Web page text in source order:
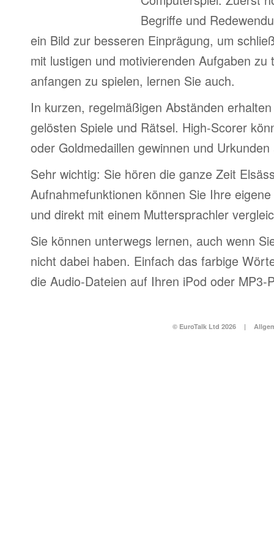
Begriffe und
ein Bild zur besseren Einprägung, um
mit lustigen und motivierenden Aufgaben zu
anfangen zu spielen, lernen Sie auch.
In kurzen, regelmäßigen Abständen
gelösten Spiele und Rätsel. High-Scorer
oder Goldmedaillen gewinnen und
Sehr wichtig: Sie hören die ganze Zeit
Aufnahmefunktionen können Sie Ihre
und direkt mit einem Muttersprachler
Sie können unterwegs lernen, auch wenn
nicht dabei haben. Einfach das farbige
die Audio-Dateien auf Ihren iPod oder MP3-
© EuroTalk Ltd 2026 |